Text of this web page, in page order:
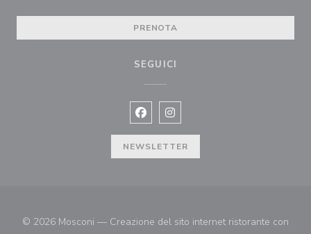
PRENOTA
SEGUICI
Facebook ((apre una nuova
Instagram ((apre una nuova
NEWSLETTER
© 2026 Mosconi — Creazione del sito internet ristorante con